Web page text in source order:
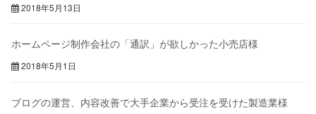
2018年5月13日
ホームページ制作会社の「通訳」が欲しかった小売店様
2018年5月1日
ブログの運営、内容改善で大手企業から受注を受けた製造業様